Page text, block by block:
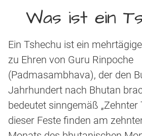
Was ist ein
Ein Tshechu ist ein
zu Ehren von Guru Rinpoche
(Padmasambhava), der den
Jahrhundert nach Bhutan
bedeutet sinngemäß „Zehnter
dieser Feste finden am